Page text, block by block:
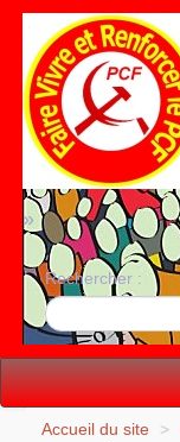
»
Rechercher :
Vie politique
Accueil du site >